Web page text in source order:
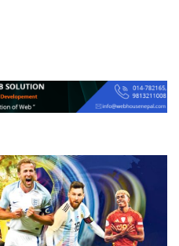
बुधबारदेखि आफ्नो
सञ्चालनमा